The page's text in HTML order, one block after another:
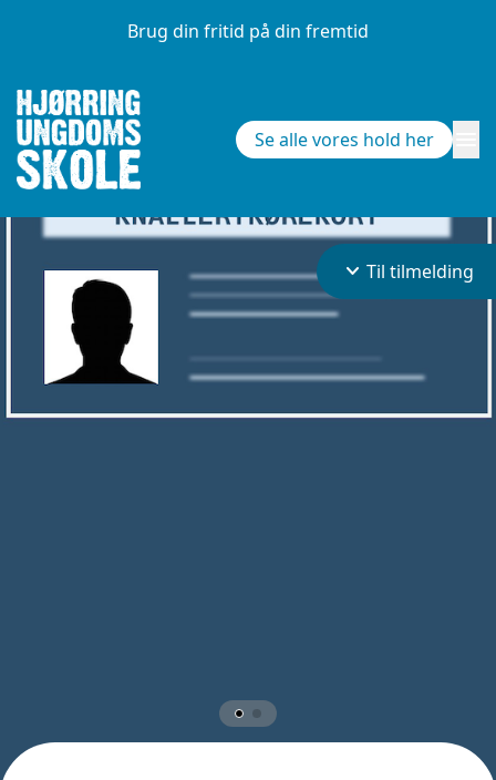
Brug din fritid på din fremtid
Se alle vores hold her
keyboard_arrow_down Til tilmelding